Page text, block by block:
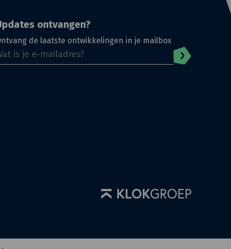
ontvangen?
de laatste ontwikkelingen in je mailbox